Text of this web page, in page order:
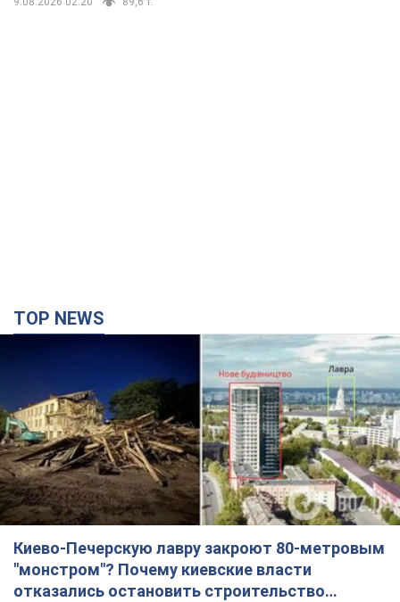
TOP NEWS
Киево-Печерскую лавру закроют 80-метровым
"монстром"? Почему киевские власти
отказались остановить строительство